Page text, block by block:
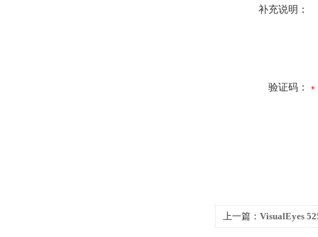
补充说明：
验证码：
上一篇： VisualEyes